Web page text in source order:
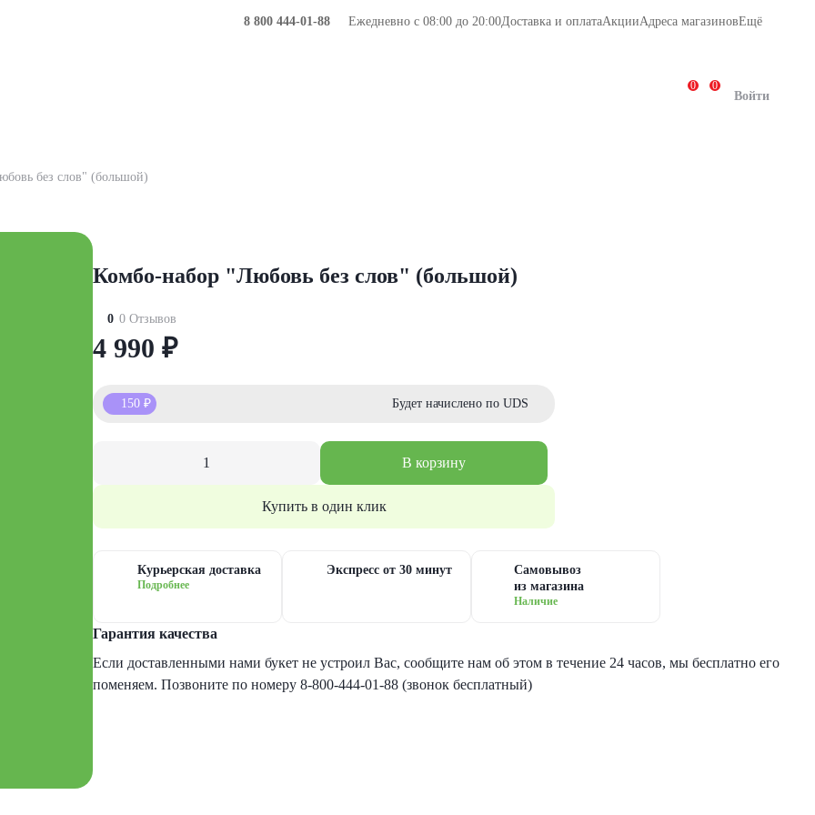
8 800 444-01-88 Ежедневно с 08:00 до 20:00Доставка и оплатаАкцииАдреса магазиновЕщё
0 0
Войти
без слов" (большой)
Комбо-набор "Любовь без слов" (большой)
0 0 Отзывов
4 990 ₽
Будет начислено по UDS
150 ₽
В корзину
Купить в один клик
Курьерская доставка
Подробнее
Экспресс от 30 минут
Самовывоз
из магазина
Наличие
Гарантия качества
Если доставленными нами букет не устроил Вас, сообщите нам об этом в течение 24 часов, мы бесплатно его
поменяем. Позвоните по номеру 8-800-444-01-88 (звонок бесплатный)